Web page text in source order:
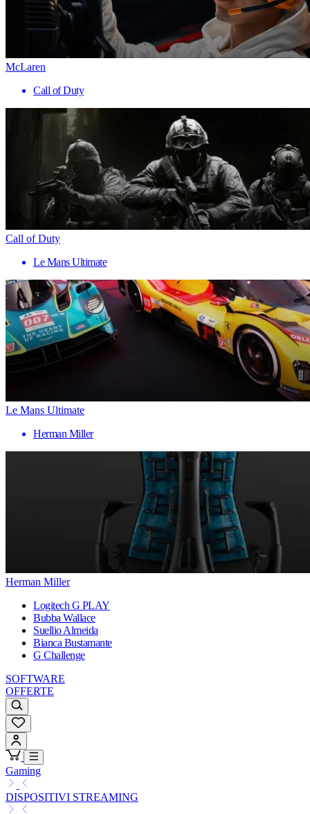
McLaren
Call of Duty
Call of Duty
Le Mans Ultimate
Le Mans Ultimate
Herman Miller
Herman Miller
Logitech G PLAY
Bubba Wallace
Suellio Almeida
Bianca Bustamante
G Challenge
SOFTWARE
OFFERTE
Gaming
DISPOSITIVI STREAMING